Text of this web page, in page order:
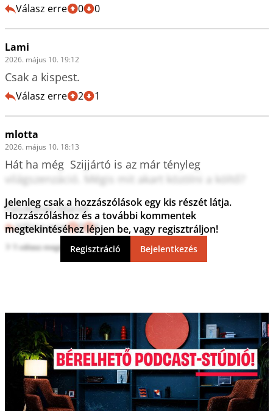
Válasz erre 0 0
Lami
2026. május 10. 19:12
Csak a kispest.
Válasz erre 2 1
mlotta
2026. május 10. 18:13
Hát ha még  Szijjártó is az már tényleg
világszenzáció. Mégis mit akart közölni a költő?
Faszkalap Mandi
Válasz erre 0 6
1 válasz megtekintése
Jelenleg csak a hozzászólások egy kis részét látja.
Hozzászóláshoz és a további kommentek
megtekintéséhez lépjen be, vagy regisztráljon!
Regisztráció Bejelentkezés